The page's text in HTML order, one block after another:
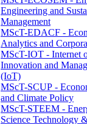
Engineering and
Management
MScT-EDACF -
Analytics and
MScT-IOT - Internet
Innovation and
(IoT)
MScT-SCUP -
and Climate Policy
MScT-STEEM -
Science Technology